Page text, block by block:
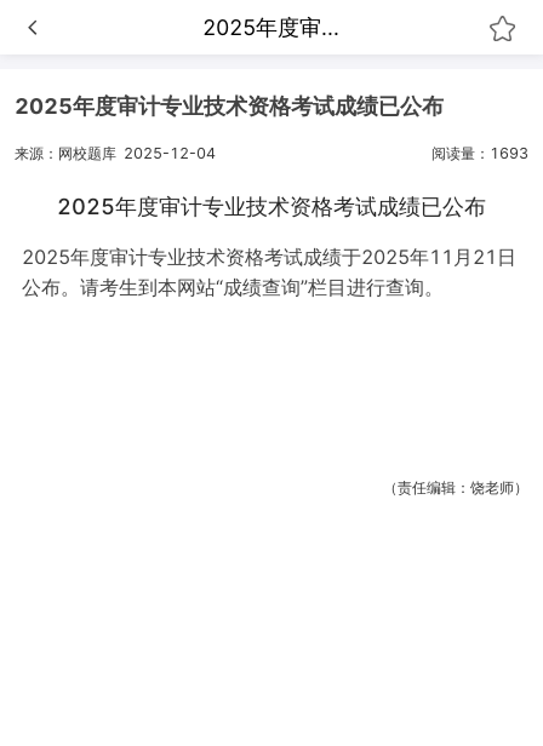
2025年度审...
2025年度审计专业技术资格考试成绩已公布
来源：网校题库 2025-12-04 阅读量：1693
2025年度审计专业技术资格考试成绩已公布
2025年度审计专业技术资格考试成绩于2025年11月21日
公布。请考生到本网站“成绩查询”栏目进行查询。
（责任编辑：饶老师）